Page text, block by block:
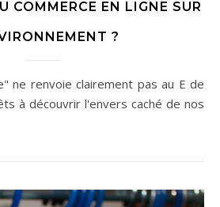
COMMERCE EN LIGNE SUR
?
à découvrir l'envers caché de nos